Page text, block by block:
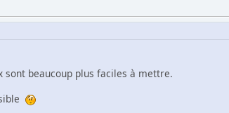
sont beaucoup plus faciles à mettre.